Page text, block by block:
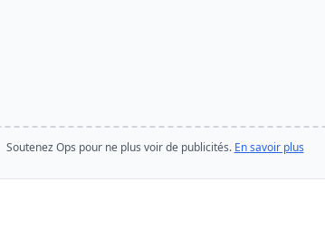
Soutenez Ops pour ne plus voir de publicités. En savoir plus